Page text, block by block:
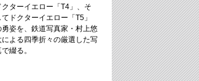
クターイエロー「T4」、そ
てドクターイエロー「T5」
勇姿を、鉄道写真家・村上悠
による四季折々の厳選した写
綴る。